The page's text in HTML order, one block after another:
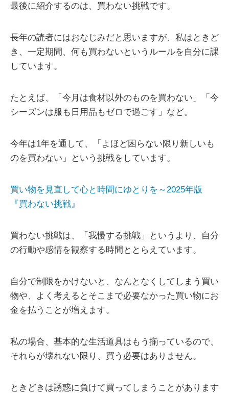
最後に紹介するのは、買わない挑戦です。
長年の読者にはおなじみだと思いますが、私はときど
き、一定期間、何も買わないというルールを自分に課
しています。
たとえば、「今月は食材以外のものを買わない」「今
シーズンは服も日用品もゼロで過ごす」など。
今年は1年を通して、「よほど困らない限り新しいも
のを買わない」という挑戦をしています。
買い物を見直して心と時間にゆとりを～2025年版
『買わない挑戦』
買わない挑戦は、「我慢する挑戦」というより、自分
の行動や感情を観察する時間ととらえています。
自分で制限をかけないと、なんとなくしてしまう買い
物や、よく考えるとそこまで必要なかった買い物にお
金を払うことが増えます。
私の場合、基本的な生活道具はもう揃っているので、
それらが壊れない限り、買う必要はありません。
ときどきは誘惑に負けて買ってしまうことがあります